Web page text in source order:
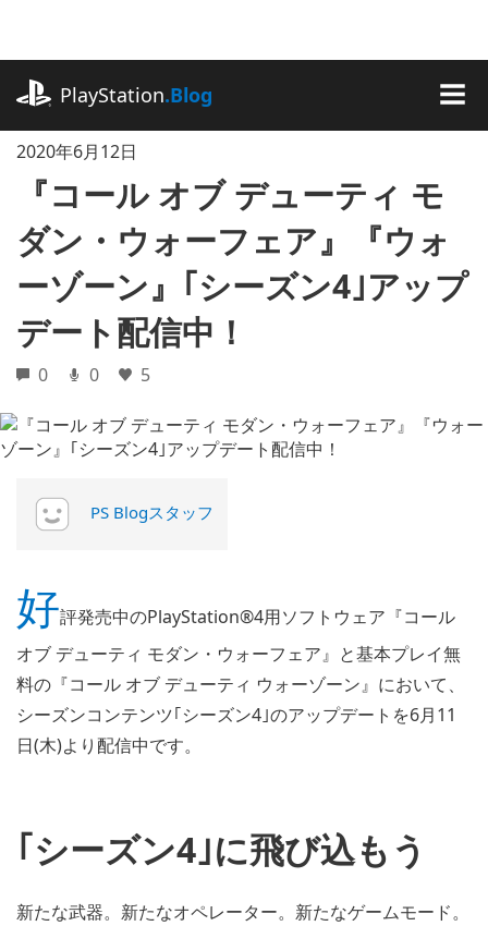
に
ッ
PlayStation.Blog
2020年6月12日
『コール オブ デューティ モ
ダン・ウォーフェア』『ウォ
ーゾーン』｢シーズン4｣アップ
デート配信中！
0 0 5
PS Blogスタッフ
好評発売中のPlayStation®4用ソフトウェア『コール
オブ デューティ モダン・ウォーフェア』と基本プレイ無
料の『コール オブ デューティ ウォーゾーン』において、
シーズンコンテンツ｢シーズン4｣のアップデートを6月11
日(木)より配信中です。
｢シーズン4｣に飛び込もう
新たな武器。新たなオペレーター。新たなゲームモード。